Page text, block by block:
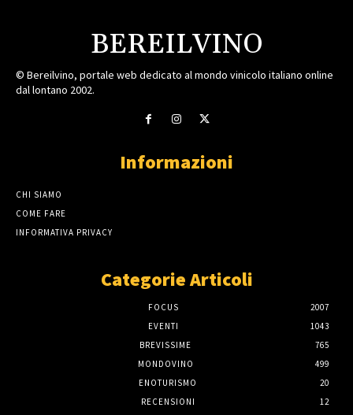
BEREILVINO
© Bereilvino, portale web dedicato al mondo vinicolo italiano online
dal lontano 2002.
Informazioni
CHI SIAMO
COME FARE
INFORMATIVA PRIVACY
Categorie Articoli
FOCUS
2007
EVENTI
1043
BREVISSIME
765
MONDOVINO
499
ENOTURISMO
20
RECENSIONI
12